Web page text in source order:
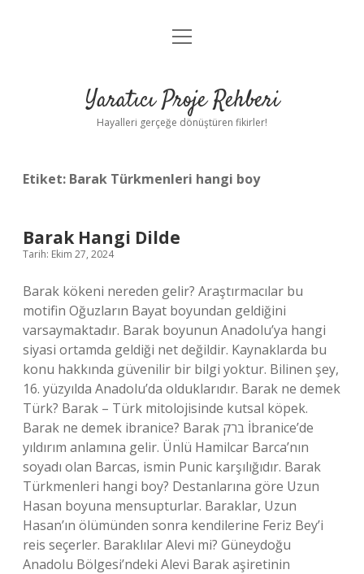
Anasayfa
Yasal Uyarı
menüyü
Yaratıcı Proje Rehberi
Hayalleri gerçeğe dönüştüren fikirler!
Etiket: Barak Türkmenleri hangi boy
Barak Hangi Dilde
Tarih: Ekim 27, 2024
Barak kökeni nereden gelir? Araştırmacılar bu
motifin Oğuzların Bayat boyundan geldiğini
varsaymaktadır. Barak boyunun Anadolu’ya hangi
siyasi ortamda geldiği net değildir. Kaynaklarda bu
konu hakkında güvenilir bir bilgi yoktur. Bilinen şey,
16. yüzyılda Anadolu’da olduklarıdır. Barak ne demek
Türk? Barak – Türk mitolojisinde kutsal köpek.
Barak ne demek ibranice? Barak ברק İbranice’de
yıldırım anlamına gelir. Ünlü Hamilcar Barca’nın
soyadı olan Barcas, ismin Punic karşılığıdır. Barak
Türkmenleri hangi boy? Destanlarına göre Uzun
Hasan boyuna mensupturlar. Baraklar, Uzun
Hasan’ın ölümünden sonra kendilerine Feriz Bey’i
reis seçerler. Baraklılar Alevi mi? Güneydoğu
Anadolu Bölgesi’ndeki Alevi Barak aşiretinin